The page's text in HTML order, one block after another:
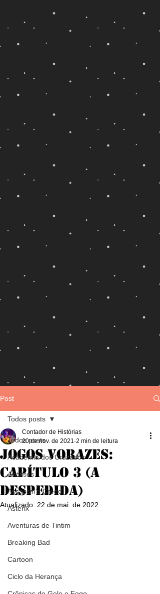
Post
Todos posts
Academia dos Cruzados
Análises
Assassin's Creed
Asterix
Aventuras de Tintim
Breaking Bad
Cartoon
Ciclo da Herança
Todos posts
Jogos Vorazes:
Capítulo 3 (A
Despedida)
Contador de Histórias
20 de nov. de 2021 2 min de leitura
Atualizado: 22 de mai. de 2022